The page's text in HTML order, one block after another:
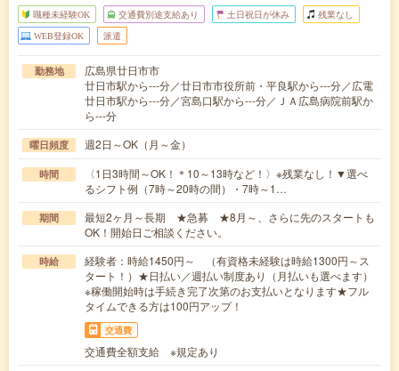
職種未経験OK 交通費別途支給あり 土日祝日が休み 残業なし
WEB登録OK 派遣
勤務地
広島県廿日市市
廿日市駅から---分／廿日市市役所前・平良駅から---分／広電
廿日市駅から---分／宮島口駅から---分／ＪＡ広島病院前駅か
ら---分
曜日頻度 週2日～OK（月～金）
時間
〈1日3時間～OK！＊10～13時など！〉※残業なし！▼選べ
るシフト例（7時～20時の間）・7時～1…
期間
最短2ヶ月～長期 ★急募 ★8月～、さらに先のスタートも
OK！開始日ご相談ください。
時給
経験者：時給1450円～ （有資格未経験は時給1300円～ス
タート！）★日払い／週払い制度あり（月払いも選べます）
※稼働開始時は手続き完了次第のお支払いとなります★フル
タイムできる方は100円アップ！
交通費
交通費全額支給 ※規定あり